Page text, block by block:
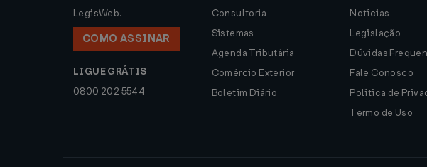
LegisWeb.
COMO ASSINAR
LIGUE GRÁTIS
0800 202 5544
Consultoria
Sistemas
Agenda Tributária
Comércio Exterior
Boletim Diário
Notícias
Legislação
Dúvidas
Fale Conosco
Política de
Termo de Uso